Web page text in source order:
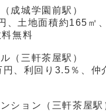
成城学園前駅）
、土地面積約165㎡
無料
（三軒茶屋駅）
、利回り3.5％、仲
ション（三軒茶屋駅